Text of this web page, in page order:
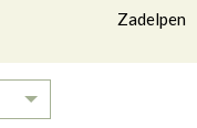
Zadelpen
Toggle Dropdown